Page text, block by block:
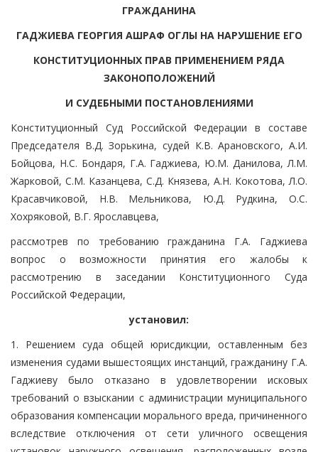
ГРАЖДАНИНА
ГАДЖИЕВА ГЕОРГИЯ АШРАФ ОГЛЫ НА НАРУШЕНИЕ ЕГО
КОНСТИТУЦИОННЫХ ПРАВ ПРИМЕНЕНИЕМ РЯДА
ЗАКОНОПОЛОЖЕНИЙ
И СУДЕБНЫМИ ПОСТАНОВЛЕНИЯМИ
Конституционный Суд Российской Федерации в составе
Председателя В.Д. Зорькина, судей К.В. Арановского, А.И.
Бойцова, Н.С. Бондаря, Г.А. Гаджиева, Ю.М. Данилова, Л.М.
Жарковой, С.М. Казанцева, С.Д. Князева, А.Н. Кокотова, Л.О.
Красавчиковой, Н.В. Мельникова, Ю.Д. Рудкина, О.С.
Хохряковой, В.Г. Ярославцева,
рассмотрев по требованию гражданина Г.А. Гаджиева
вопрос о возможности принятия его жалобы к
рассмотрению в заседании Конституционного Суда
Российской Федерации,
установил:
1. Решением суда общей юрисдикции, оставленным без
изменения судами вышестоящих инстанций, гражданину Г.А.
Гаджиеву было отказано в удовлетворении исковых
требований о взыскании с администрации муниципального
образования компенсации морального вреда, причиненного
вследствие отключения от сети уличного освещения